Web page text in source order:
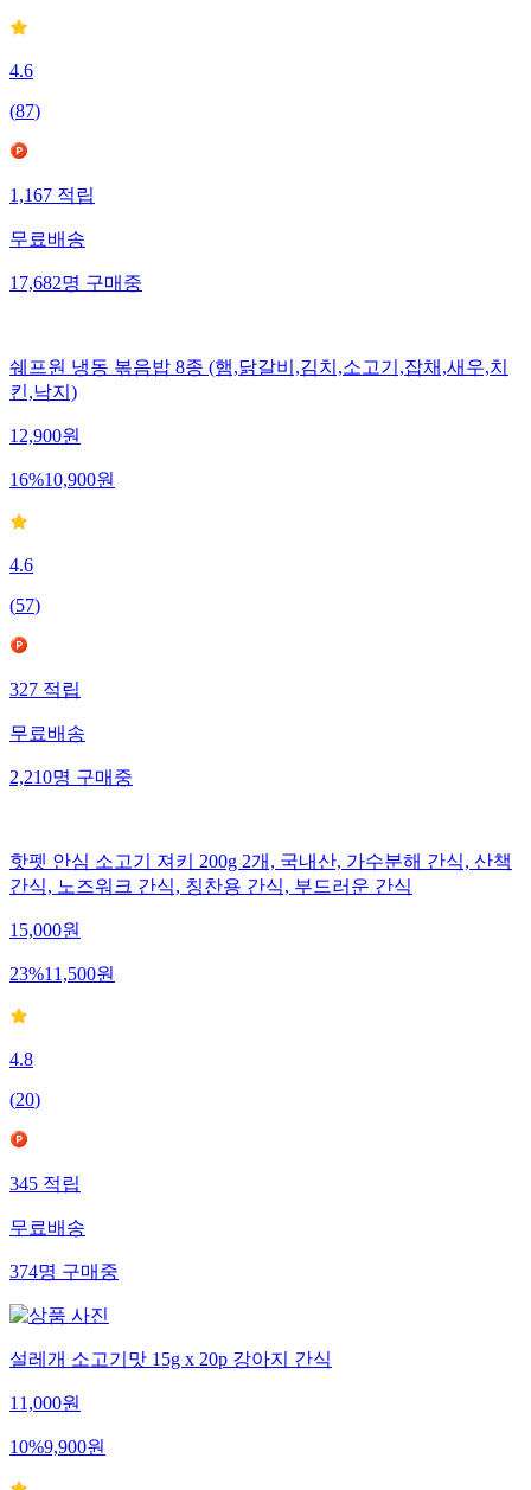
4.6
(87)
1,167 적립
무료배송
17,682명 구매중
쉐프원 냉동 볶음밥 8종 (햄,닭갈비,김치,소고기,잡채,새우,치
킨,낙지)
12,900원
16%10,900원
4.6
(57)
327 적립
무료배송
2,210명 구매중
핫펫 안심 소고기 져키 200g 2개, 국내산, 가수분해 간식, 산책
간식, 노즈워크 간식, 칭찬용 간식, 부드러운 간식
15,000원
23%11,500원
4.8
(20)
345적립
무료배송
374명구매중
설레개 소고기맛 15g x 20p 강아지 간식
11,000원
10%9,900원